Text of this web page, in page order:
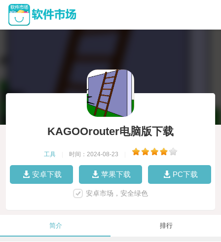
KAGOOrouter电脑版下载
工具 时间：2024-08-23
安卓下载 苹果下载 PC下载
安卓市场，安全绿色
简介 排行